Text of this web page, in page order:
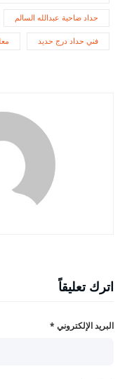
حداد ضاحية عبدالله السالم
فني حداد درج حديد
اترك تعليقاً
البريد الإلكتروني *